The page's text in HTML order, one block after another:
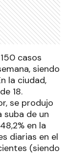
casos
siendo
la ciudad,
18.
se produjo
suba de un
en la
diarias en el
(siendo